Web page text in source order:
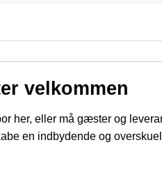
velkommen
her, eller må gæster og
en indbydende og